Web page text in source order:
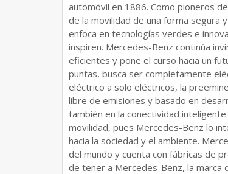
automóvil en 1886. Como pioneros
de la movilidad de una forma segura
enfoca en tecnologías verdes e
inspiren. Mercedes-Benz continúa
eficientes y pone el curso hacia un
puntas, busca ser completamente
eléctrico a solo eléctricos, la
libre de emisiones y basado en
también en la conectividad
movilidad, pues Mercedes-Benz lo
hacia la sociedad y el ambiente.
del mundo y cuenta con fábricas de
de tener a Mercedes-Benz, la marca